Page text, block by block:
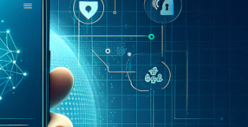
Română
తెలుగు